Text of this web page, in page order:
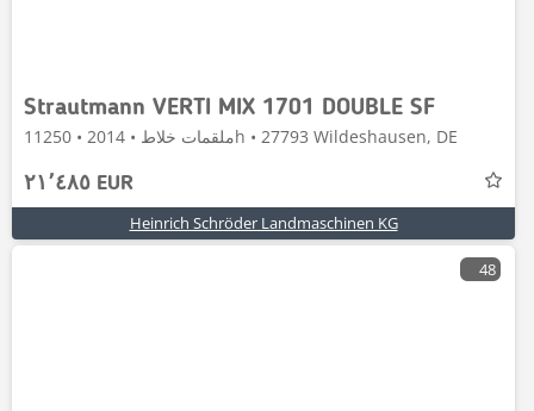
Strautmann VERTI MIX 1701 DOUBLE SF
ملقمات خلاط • 2014 • 11250h • 27793 Wildeshausen, DE
٢١٬٤٨٥ EUR
Heinrich Schröder Landmaschinen KG
48